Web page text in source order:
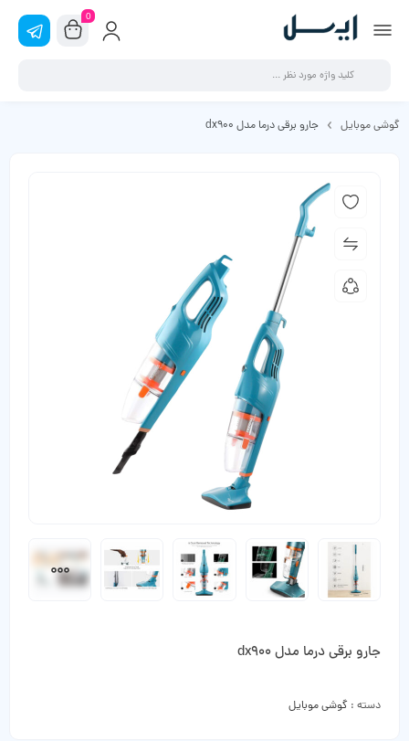
0
گوشی موبایل جارو برقی درما مدل dx900
جارو برقی درما مدل dx900
دسته : گوشی موبایل